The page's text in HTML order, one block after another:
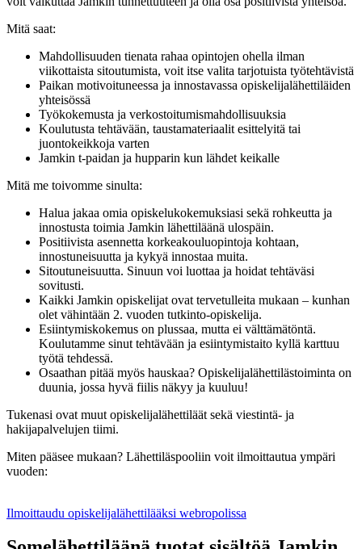
Mitä saat:
Mahdollisuuden tienata rahaa opintojen ohella ilman
viikottaista sitoutumista, voit itse valita tarjotuista työtehtävistä
Paikan motivoituneessa ja innostavassa opiskelijalähettiläiden
yhteisössä
Työkokemusta ja verkostoitumismahdollisuuksia
Koulutusta tehtävään, taustamateriaalit esittelyitä tai
juontokeikkoja varten
Jamkin t-paidan ja hupparin kun lähdet keikalle
Mitä me toivomme sinulta:
Halua jakaa omia opiskelukokemuksiasi sekä rohkeutta ja
innostusta toimia Jamkin lähettiläänä ulospäin.
Positiivista asennetta korkeakouluopintoja kohtaan,
innostuneisuutta ja kykyä innostaa muita.
Sitoutuneisuutta. Sinuun voi luottaa ja hoidat tehtäväsi
sovitusti.
Kaikki Jamkin opiskelijat ovat tervetulleita mukaan – kunhan
olet vähintään 2. vuoden tutkinto-opiskelija.
Esiintymiskokemus on plussaa, mutta ei välttämätöntä.
Koulutamme sinut tehtävään ja esiintymistaito kyllä karttuu
työtä tehdessä.
Osaathan pitää myös hauskaa? Opiskelijalähettilästoiminta on
duunia, jossa hyvä fiilis näkyy ja kuuluu!
Tukenasi ovat muut opiskelijalähettiläät sekä viestintä- ja
hakijapalvelujen tiimi.
Miten pääsee mukaan? Lähettiläspooliin voit ilmoittautua ympäri
vuoden:
Ilmoittaudu opiskelijalähettilääksi webropolissa